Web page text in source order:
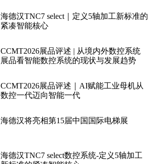
海德汉TNC7 select｜定义5轴加工新标准的
紧凑智能核心
CCMT2026展品评述 | 从境内外数控系统
展品看智能数控系统的现状与发展趋势
CCMT2026展品评述｜AI赋能工业母机从
数控一代迈向智能一代
海德汉将亮相第15届中国国际电梯展
海德汉TNC7 select数控系统-定义5轴加工